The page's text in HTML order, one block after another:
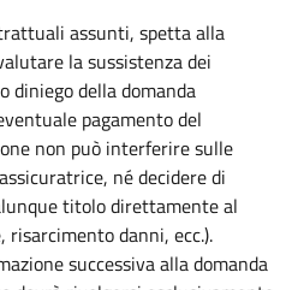
assunti, spetta alla
la sussistenza dei
diniego della domanda
pagamento del
non può interferire sulle
né decidere di
titolo direttamente al
risarcimento danni, ecc.).
successiva alla domanda